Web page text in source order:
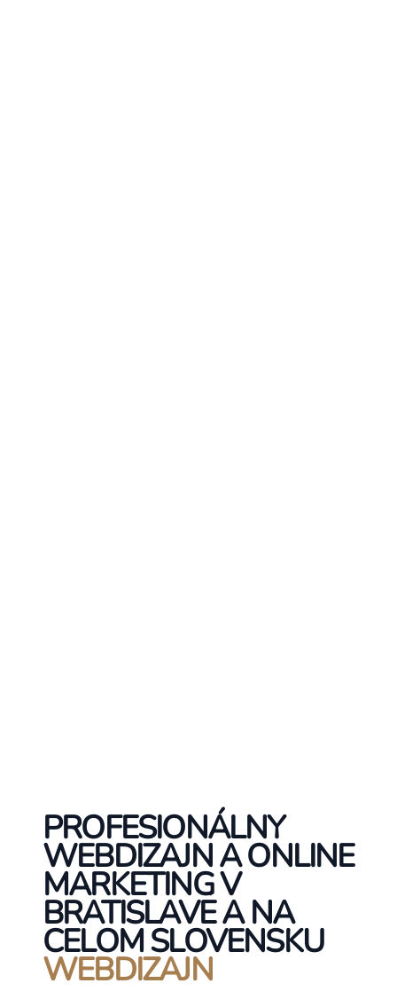
PROFESIONÁLNY
WEBDIZAJN A ONLINE
MARKETING V
BRATISLAVE A NA
CELOM SLOVENSKU
WEBDIZAJN